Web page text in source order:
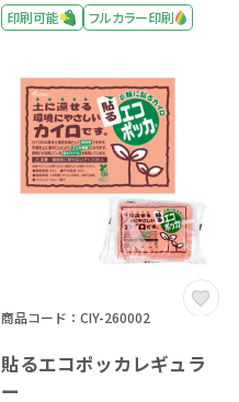
印刷可能
フルカラー印刷
商品コード：CIY-260002
貼るエコポッカレギュラ
ー